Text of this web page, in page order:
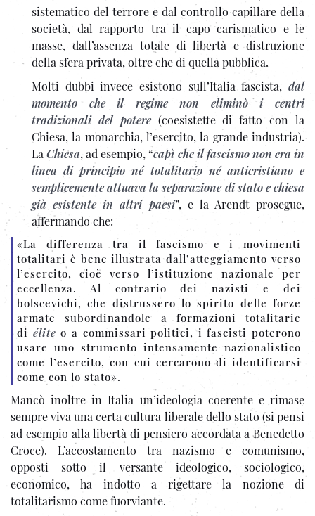
sistematico del terrore e dal controllo capillare della
società, dal rapporto tra il capo carismatico e le
masse, dall’assenza totale di libertà e distruzione
della sfera privata, oltre che di quella pubblica.
Molti dubbi invece esistono sull’Italia fascista, dal
momento che il regime non eliminò i centri
tradizionali del potere(coesistette di fatto con la
Chiesa, la monarchia, l’esercito, la grande industria).
LaChiesa, ad esempio, “capì che il fascismo non era in
linea di principio né totalitario né anticristiano e
semplicemente attuava la separazione di stato e chiesa
già esistente in altri paesi”, e la Arendt prosegue,
affermando che:
«La differenza tra il fascismo e i movimenti
totalitari è bene illustrata dall’atteggiamento verso
l’esercito, cioè verso l’istituzione nazionale per
eccellenza. Al contrario dei nazisti e dei
bolscevichi, che distrussero lo spirito delle forze
armate subordinandole a formazioni totalitarie
di élite o a commissari politici, i fascisti poterono
usare uno strumento intensamente nazionalistico
come l’esercito, con cui cercarono di identificarsi
come con lo stato».
Mancò inoltre in Italia un’ideologia coerente e rimase
sempre viva una certa cultura liberale dello stato (si pensi
ad esempio alla libertà di pensiero accordata a Benedetto
Croce). L’accostamento tra nazismo e comunismo,
opposti sotto il versante ideologico, sociologico,
economico, ha indotto a rigettare la nozione di
totalitarismo come fuorviante.